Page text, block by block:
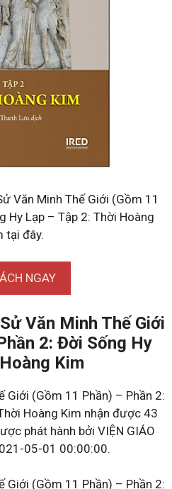
Văn Minh Thế Giới (Gồm 11
Hy Lạp – Tập 2: Thời Hoàng
tại đây.
NGAY
Văn Minh Thế Giới
2: Đời Sống Hy
Kim
Giới (Gồm 11 Phần) – Phần 2:
Hoàng Kim nhận được 43
phát hành bởi VIỆN GIÁO
05-01 00:00:00.
Giới (Gồm 11 Phần) – Phần 2: